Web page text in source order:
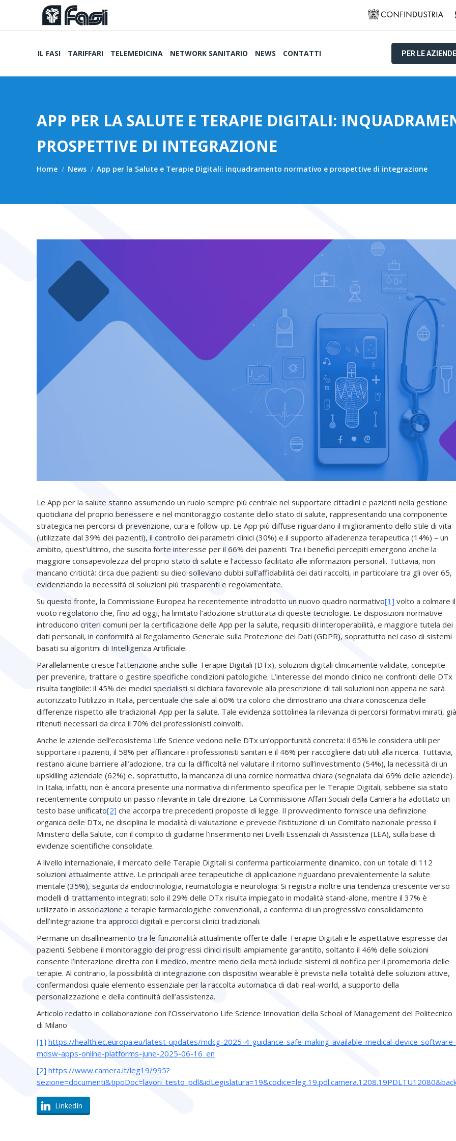
IL FASI TARIFFARI TELEMEDICINA NETWORK SANITARIO NEWS CONTATTI PER LE AZIENDE
APP PER LA SALUTE E TERAPIE DIGITALI:
PROSPETTIVE DI INTEGRAZIONE
Tu sei qui:
Home News App per la Salute e Terapie Digitali: inquadramento normativo e prospettive di integrazione
Le App per la salute stanno assumendo un ruolo sempre più centrale nel supportare cittadini e pazienti nella gestione
quotidiana del proprio benessere e nel monitoraggio costante dello stato di salute, rappresentando una componente
strategica nei percorsi di prevenzione, cura e follow-up. Le App più diffuse riguardano il miglioramento dello stile di vita
(utilizzate dal 39% dei pazienti), il controllo dei parametri clinici (30%) e il supporto all’aderenza terapeutica (14%) – un
ambito, quest’ultimo, che suscita forte interesse per il 66% dei pazienti. Tra i benefici percepiti emergono anche la
maggiore consapevolezza del proprio stato di salute e l’accesso facilitato alle informazioni personali. Tuttavia, non
mancano criticità: circa due pazienti su dieci sollevano dubbi sull’affidabilità dei dati raccolti, in particolare tra gli over 65,
evidenziando la necessità di soluzioni più trasparenti e regolamentate.
Su questo fronte, la Commissione Europea ha recentemente introdotto un nuovo quadro normativo[1] volto a colmare il
vuoto regolatorio che, fino ad oggi, ha limitato l’adozione strutturata di queste tecnologie. Le disposizioni normative
introducono criteri comuni per la certificazione delle App per la salute, requisiti di interoperabilità, e maggiore tutela dei
dati personali, in conformità al Regolamento Generale sulla Protezione dei Dati (GDPR), soprattutto nel caso di sistemi
basati su algoritmi di Intelligenza Artificiale.
Parallelamente cresce l’attenzione anche sulle Terapie Digitali (DTx), soluzioni digitali clinicamente validate, concepite
per prevenire, trattare o gestire specifiche condizioni patologiche. L’interesse del mondo clinico nei confronti delle DTx
risulta tangibile: il 45% dei medici specialisti si dichiara favorevole alla prescrizione di tali soluzioni non appena ne sarà
autorizzato l’utilizzo in Italia, percentuale che sale al 60% tra coloro che dimostrano una chiara conoscenza delle
differenze rispetto alle tradizionali App per la salute. Tale evidenza sottolinea la rilevanza di percorsi formativi mirati, già
ritenuti necessari da circa il 70% dei professionisti coinvolti.
Anche le aziende dell’ecosistema Life Science vedono nelle DTx un’opportunità concreta: il 65% le considera utili per
supportare i pazienti, il 58% per affiancare i professionisti sanitari e il 46% per raccogliere dati utili alla ricerca. Tuttavia,
restano alcune barriere all’adozione, tra cui la difficoltà nel valutare il ritorno sull’investimento (54%), la necessità di un
upskilling aziendale (62%) e, soprattutto, la mancanza di una cornice normativa chiara (segnalata dal 69% delle aziende).
In Italia, infatti, non è ancora presente una normativa di riferimento specifica per le Terapie Digitali, sebbene sia stato
recentemente compiuto un passo rilevante in tale direzione. La Commissione Affari Sociali della Camera ha adottato un
testo base unificato[2] che accorpa tre precedenti proposte di legge. Il provvedimento fornisce una definizione
organica delle DTx, ne disciplina le modalità di valutazione e prevede l’istituzione di un Comitato nazionale presso il
Ministero della Salute, con il compito di guidarne l’inserimento nei Livelli Essenziali di Assistenza (LEA), sulla base di
evidenze scientifiche consolidate.
A livello internazionale, il mercato delle Terapie Digitali si conferma particolarmente dinamico, con un totale di 112
soluzioni attualmente attive. Le principali aree terapeutiche di applicazione riguardano prevalentemente la salute
mentale (35%), seguita da endocrinologia, reumatologia e neurologia. Si registra inoltre una tendenza crescente verso
modelli di trattamento integrati: solo il 29% delle DTx risulta impiegato in modalità stand-alone, mentre il 37% è
utilizzato in associazione a terapie farmacologiche convenzionali, a conferma di un progressivo consolidamento
dell’integrazione tra approcci digitali e percorsi clinici tradizionali.
Permane un disallineamento tra le funzionalità attualmente offerte dalle Terapie Digitali e le aspettative espresse dai
pazienti. Sebbene il monitoraggio dei progressi clinici risulti ampiamente garantito, soltanto il 46% delle soluzioni
consente l’interazione diretta con il medico, mentre meno della metà include sistemi di notifica per il promemoria delle
terapie. Al contrario, la possibilità di integrazione con dispositivi wearable è prevista nella totalità delle soluzioni attive,
confermandosi quale elemento essenziale per la raccolta automatica di dati real-world, a supporto della
personalizzazione e della continuità dell’assistenza.
Articolo redatto in collaborazione con l’Osservatorio Life Science Innovation della School of Management del Politecnico
di Milano
[1] https://health.ec.europa.eu/latest-updates/mdcg-2025-4-guidance-safe-making-available-medical-device-software-
mdsw-apps-online-platforms-june-2025-06-16_en
[2] https://www.camera.it/leg19/995?
LinkedIn